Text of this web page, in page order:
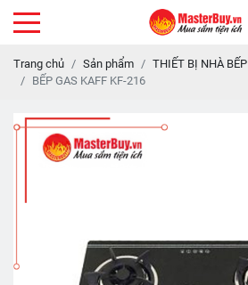
Trang chủ Sản phẩm THIẾT BỊ NHÀ BẾP
BẾP GAS KAFF KF-216